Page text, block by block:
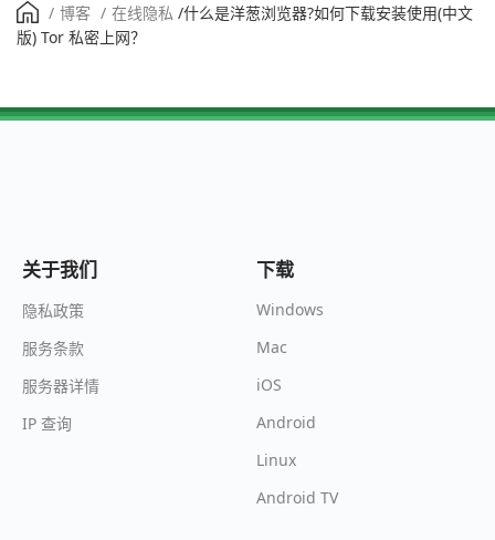
/ 博客 / 在线隐私 /什么是洋葱浏览器?如何下载安装使用(中文
版) Tor 私密上网？
关于我们
隐私政策
服务条款
服务器详情
IP 查询
下载
Windows
Mac
iOS
Android
Linux
Android TV